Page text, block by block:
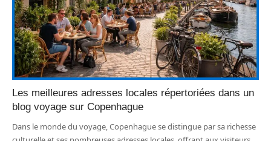
Les meilleures adresses locales répertoriées dans un
blog voyage sur Copenhague
Dans le monde du voyage, Copenhague se distingue par sa richesse